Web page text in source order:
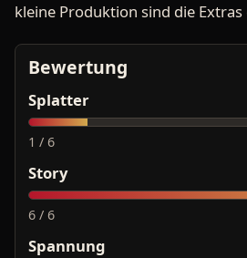
kleine Produktion sind die
Bewertung
Splatter
1 / 6
Story
6 / 6
Spannung